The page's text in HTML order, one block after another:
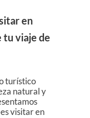
en
tu viaje de
turístico
natural y
visitar en